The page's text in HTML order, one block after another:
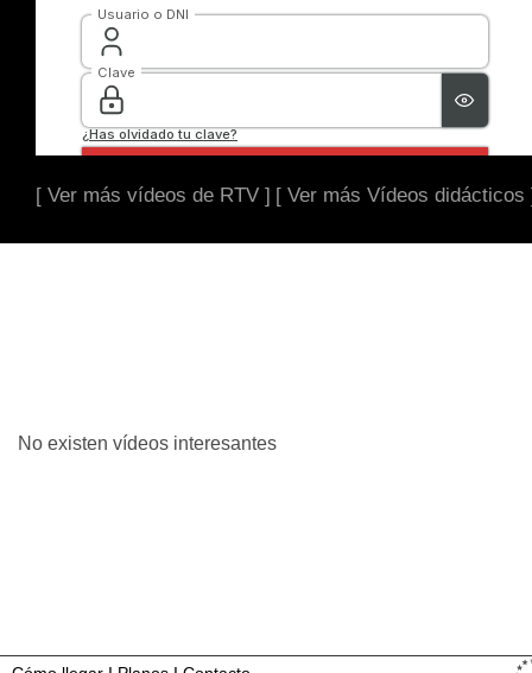
[ Ver más vídeos de RTV ] [ Ver más Vídeos didácticos
No existen vídeos interesantes